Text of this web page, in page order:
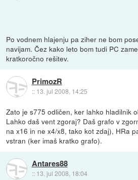
Po vodnem hlajenju pa ziher ne bom
navijam. Čez kako leto bom tudi PC
kratkoročno rešitev.
PrimozR
:: 13. jul 2008, 14:25
Zato je s775 odličen, ker lahko hladilnik
Lahko daš vent zgoraj? Daš grafo v
na x16 in ne x4/x8, tako kot zdaj), HRa
vstran (ker imaš kratko grafo).
Antares88
:: 13. jul 2008, 18:04